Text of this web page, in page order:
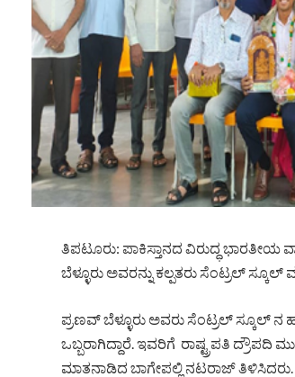
ತಿಪಟೂರು: ಪಾಕಿಸ್ತಾನದ ವಿರುದ್ಧ
ಬೆಳ್ಳೂರು ಅವರನ್ನು ಕಲ್ಪತರು ಸೆಂಟ್ರಲ್
ಪ್ರಣವ್ ಬೆಳ್ಳೂರು ಅವರು ಸೆಂಟ್ರಲ್ ಸ್ಕೂಲ್
ಒಬ್ಬರಾಗಿದ್ದಾರೆ. ಇವರಿಗೆ ರಾಷ್ಟ್ರಪತಿ ದ್ರೌಪದಿ
ಮಾತನಾಡಿದ ಬಾಗೇಪಲ್ಲಿ ನಟರಾಜ್ ತಿಳಿಸಿದರು.